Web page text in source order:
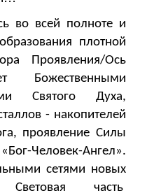
во всей полноте и
плотной
Проявления/Ось
Божественными
Святого Духа,
- накопителей
проявление Силы
Человек-Ангел».
сетями новых
часть